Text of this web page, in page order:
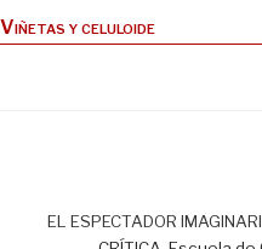
Viñetas y celuloide
EL ESPECTADOR